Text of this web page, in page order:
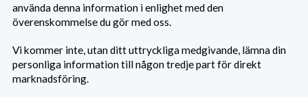
använda denna information i enlighet med den
överenskommelse du gör med oss.
Vi kommer inte, utan ditt uttryckliga medgivande, lämna din
personliga information till någon tredje part för direkt
marknadsföring.